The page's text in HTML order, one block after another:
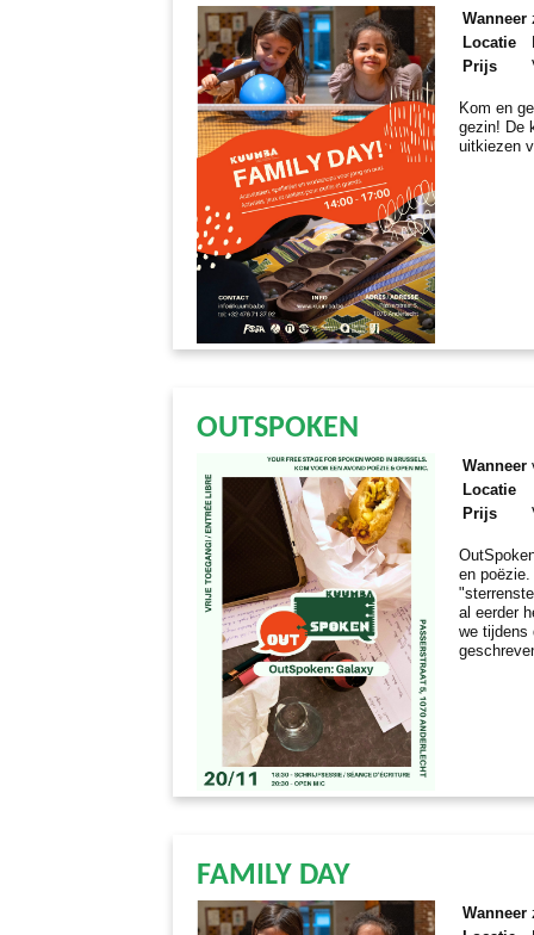
Wanneer
Locatie
Prijs
Kom en
gezin! De
uitkiezen
OUTSPOKEN
Wanneer
Locatie
Prijs
en
al eerder
we tijdens
FAMILY DAY
Wanneer